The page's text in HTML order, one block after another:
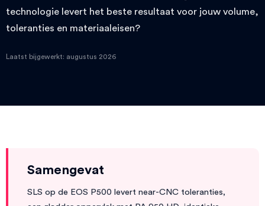
technologie levert het beste resultaat voor jouw volume,
toleranties en materiaaleisen?
Laatst bijgewerkt: augustus 2026
Samengevat
SLS op de EOS P500 levert near-CNC toleranties,